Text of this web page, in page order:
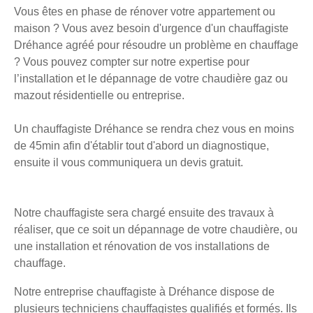
Vous êtes en phase de rénover votre appartement ou
maison ? Vous avez besoin d'urgence d'un chauffagiste
Dréhance agréé pour résoudre un problème en chauffage
? Vous pouvez compter sur notre expertise pour
l’installation et le dépannage de votre chaudière gaz ou
mazout résidentielle ou entreprise.
Un chauffagiste Dréhance se rendra chez vous en moins
de 45min afin d'établir tout d'abord un diagnostique,
ensuite il vous communiquera un devis gratuit.
Notre chauffagiste sera chargé ensuite des travaux à
réaliser, que ce soit un dépannage de votre chaudière, ou
une installation et rénovation de vos installations de
chauffage.
Notre entreprise chauffagiste à Dréhance dispose de
plusieurs techniciens chauffagistes qualifiés et formés. Ils